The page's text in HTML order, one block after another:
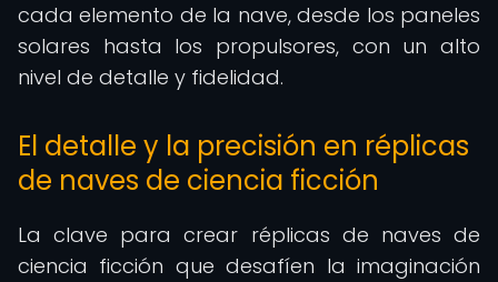
cada elemento de la nave, desde los paneles
solares hasta los propulsores, con un alto
nivel de detalle y fidelidad.
El detalle y la precisión en réplicas
de naves de ciencia ficción
La clave para crear réplicas de naves de
ciencia ficción que desafíen la imaginación